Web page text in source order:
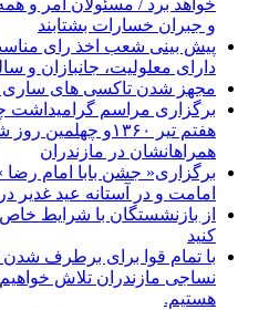
و جبران خسارات بشتابند
پیش بینی شعب اخذ رای
دارای معلولیت، جانبازان و
مجهز شدن تاکسی های ساری
برگزاری مراسم
هفتم تیر ۱۳۶۰و
همراهانشان در مازندران
برگزاری« جشن بابا امام رضا
امامت و در آستانه عید غدیر
از بازنشستگان با شرایط
کنید
با تمام قوا برای برطرف
نساجی مازندران تلاش
هستیم.